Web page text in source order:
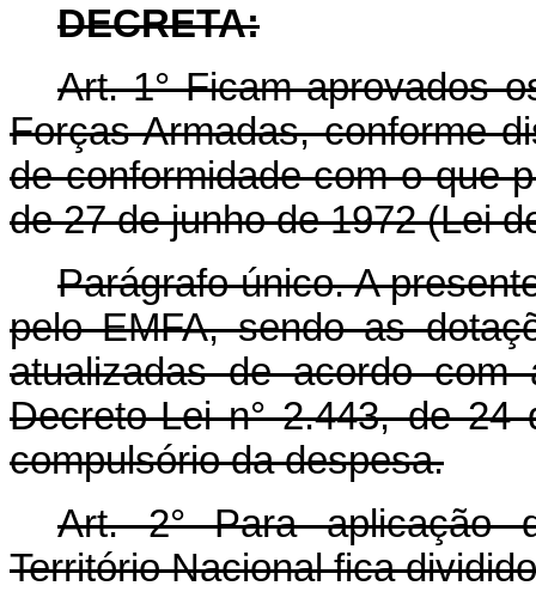
DECRETA:
Art. 1° Ficam aprovados
Forças Armadas, conforme
de conformidade com o que
de 27 de junho de 1972 (Lei
Parágrafo único. A
pelo EMFA, sendo as
atualizadas de acordo com
Decreto-Lei n° 2.443, de
compulsório da despesa.
Art. 2° Para aplicação
Território Nacional fica